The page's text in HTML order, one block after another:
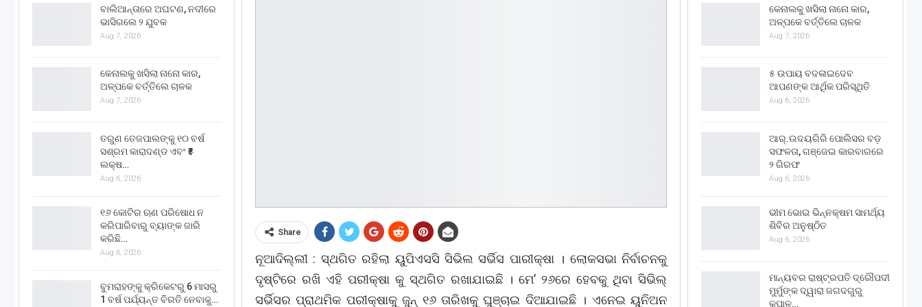
Share
ନୂଆଦିଲ୍ଲୀ : ସ୍ଥଗିତ ରହିଲା ୟୁପିଏସସି ସିଭିଲ ସର୍ଭିସ ପାରୀକ୍ଷା । ଲୋକସଭା ନିର୍ବାଚନକୁ
ଦୃଷ୍ଟିରେ ରଖି ଏହି ପରୀକ୍ଷା କୁ ସ୍ଥଗିତ ରଖାଯାଇଛି । ମେ’ ୨୬ରେ ହେବକୁ ଥିବା ସିଭିଲ୍
ସର୍ଭିସର ପ୍ରାଥମିକ ପରୀକ୍ଷାକୁ ଜୁନ୍ ୧୬ ତାରିଖକୁ ଘୁଞ୍ଚାଇ ଦିଆଯାଇଛି । ଏନେଇ ୟୁନିଅନ
କେନାଲକୁ ଖସିଲା ନାନୋ କାର,
ଅଳ୍ପକେ ବର୍ତ୍ତିଲେ ଚାଳକ
Aug 7, 2026
୫ ଉପାୟ ବଦଳାଇଦେବ
ଆପଣଙ୍କ ଆର୍ଥିକ ପରିସ୍ଥିତି
Aug 6, 2026
ଆର୍.ଉଦୟଗିରି ପୋଲିସର ବଡ଼
ସଫଳତା, ଗଞ୍ଜେଇ କାରବାରରେ
୨ ଗିରଫ
Aug 6, 2026
ଭୀମ ଭୋଇ ଭିନ୍ନକ୍ଷମ ସାମର୍ଥ୍ୟ
ଶିବିର ଅନୁଷ୍ଠିତ
Aug 6, 2026
ମାନ୍ୟବର ରାଷ୍ଟ୍ରପତି ଦ୍ରୌପଦୀ
ମୁର୍ମୁଙ୍କ ଦ୍ୱାରା ଜଗଦଗୁରୁ
କୃପାଳୁ…
ବାଲିଆନ୍ତାରେ ଅଘଟଣ, ନଦୀରେ
ଭାସିଗଲେ ୨ ଯୁବକ
Aug 7, 2026
କେନାଲକୁ ଖସିଲା ନାନୋ କାର,
ଅଳ୍ପକେ ବର୍ତ୍ତିଲେ ଚାଳକ
Aug 7, 2026
ତରୁଣ ତେଜପାଲଙ୍କୁ ୧୦ ବର୍ଷ
ସଶ୍ରମ କାରାଦଣ୍ଡ ଏବଂ ₹୫
ଲକ୍ଷ…
Aug 6, 2026
୧୬ କୋଟିର ଋଣ ପରିଷୋଧ ନ
କରିପାରିବାରୁ ବ୍ୟାଙ୍କ ଜାରି
କରିଛି…
Aug 6, 2026
ବୁମରାହଙ୍କୁ କ୍ରିକେଟରୁ 6 ମାସରୁ
1 ବର୍ଷ ପର୍ଯ୍ୟନ୍ତ ବିରତି ନେବାକୁ…